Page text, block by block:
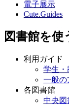
電子展示
Cute.Guides
図書館を使
利用ガイド
学生・
一般の
各図書館
中央図